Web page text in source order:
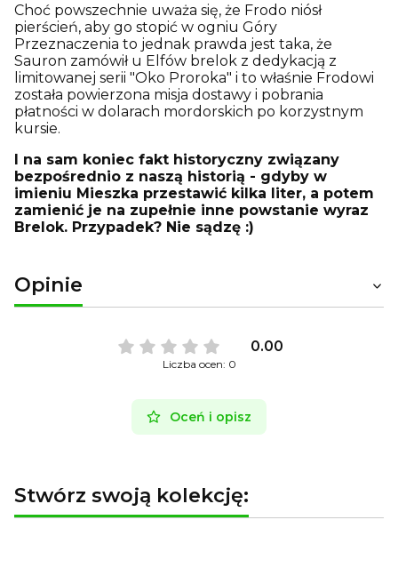
Choć powszechnie uważa się, że Frodo niósł
pierścień, aby go stopić w ogniu Góry
Przeznaczenia to jednak prawda jest taka, że
Sauron zamówił u Elfów brelok z dedykacją z
limitowanej serii "Oko Proroka" i to właśnie Frodowi
została powierzona misja dostawy i pobrania
płatności w dolarach mordorskich po korzystnym
kursie.
I na sam koniec fakt historyczny związany
bezpośrednio z naszą historią - gdyby w
imieniu Mieszka przestawić kilka liter, a potem
zamienić je na zupełnie inne powstanie wyraz
Brelok. Przypadek? Nie sądzę :)
Opinie
0.00
Liczba ocen: 0
Oceń i opisz
Stwórz swoją kolekcję: